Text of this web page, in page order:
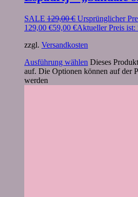
SALE 129,00€ Ursprünglicher
129,00 €59,00 €Aktueller Preis ist:
zzgl. Versandkosten
Ausführung wählen Dieses
auf. Die Optionen können auf der
werden